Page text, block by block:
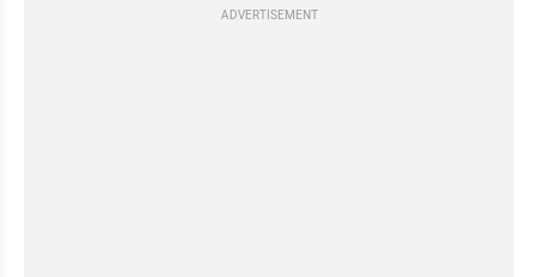
ADVERTISEMENT